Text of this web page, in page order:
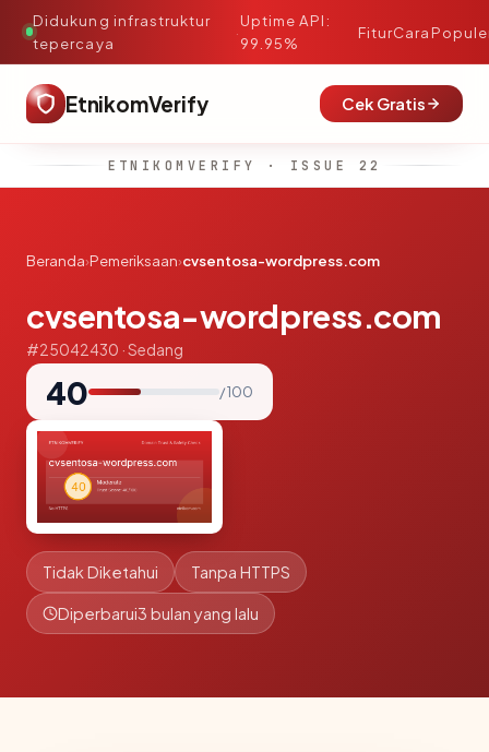
Didukung infrastruktur
tepercaya
·
Uptime API:
99.95%
FiturCara
EtnikomVerify Cek Gratis
ETNIKOMVERIFY · ISSUE 22
Beranda›Pemeriksaan›cvsentosa-wordpress.com
cvsentosa-wordpress.com
#25042430 · Sedang
40 / 100
Tidak Diketahui Tanpa HTTPS
Diperbarui3 bulan yang lalu